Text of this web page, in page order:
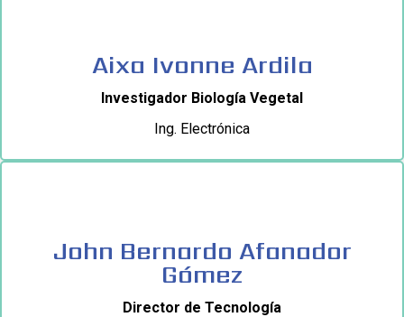
John Bernardo Afanador
Gómez
Director de Tecnología
Aixa Ivonne Ardila
Investigador Biología Vegetal
Ing. Electrónica